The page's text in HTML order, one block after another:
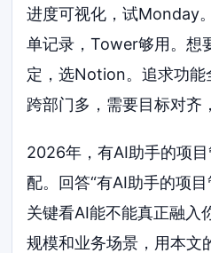
进度可视化，试Monday
单记录，Tower够用。想
定，选Notion。追求功能
跨部门多，需要目标对齐
2026年，有AI助手的项
配。回答“有AI助手的项目
关键看AI能不能真正融入
规模和业务场景，用本文